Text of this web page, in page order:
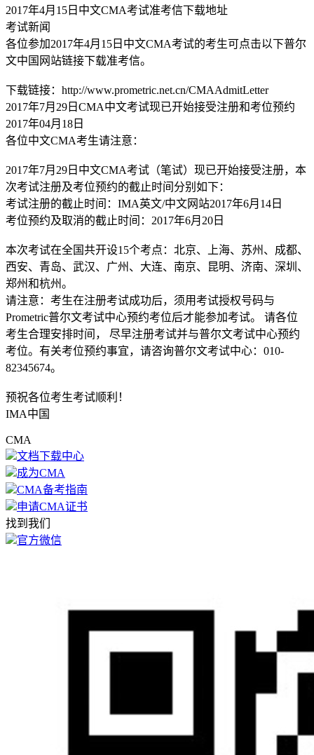
2017年4月15日中文CMA考试准考信下载地址
考试新闻
各位参加2017年4月15日中文CMA考试的考生可点击以下普尔
文中国网站链接下载准考信。
下载链接：http://www.prometric.net.cn/CMAAdmitLetter
2017年7月29日CMA中文考试现已开始接受注册和考位预约
2017年04月18日
各位中文CMA考生请注意：
2017年7月29日中文CMA考试（笔试）现已开始接受注册，本
次考试注册及考位预约的截止时间分别如下：
考试注册的截止时间：IMA英文/中文网站2017年6月14日
考位预约及取消的截止时间：2017年6月20日
本次考试在全国共开设15个考点：北京、上海、苏州、成都、
西安、青岛、武汉、广州、大连、南京、昆明、济南、深圳、
郑州和杭州。
请注意：考生在注册考试成功后，须用考试授权号码与
Prometric普尔文考试中心预约考位后才能参加考试。 请各位
考生合理安排时间， 尽早注册考试并与普尔文考试中心预约
考位。有关考位预约事宜，请咨询普尔文考试中心：010-
82345674。
预祝各位考生考试顺利！
IMA中国
CMA
文档下载中心
成为CMA
CMA备考指南
申请CMA证书
找到我们
官方微信